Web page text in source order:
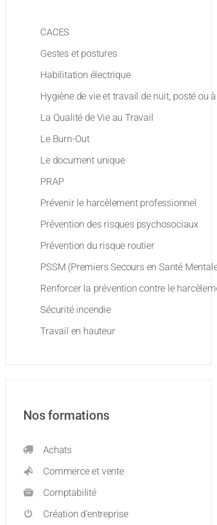
CACES
Gestes et postures
Habilitation électrique
Hygiène de vie et travail de nuit, posté ou
La Qualité de Vie au Travail
Le Burn-Out
Le document unique
PRAP
Prévenir le harcèlement professionnel
Prévention des risques psychosociaux
Prévention du risque routier
PSSM (Premiers Secours en Santé
Renforcer la prévention contre le
Sécurité incendie
Travail en hauteur
Nos formations
Achats
Commerce et vente
Comptabilité
Création d’entreprise